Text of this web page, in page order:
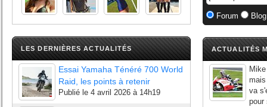
LES DERNIÈRES ACTUALITÉS
Essai Yamaha Ténéré 700 World
Raid, les points à retenir
Publié le 4 avril 2026 à 14h19
Forum
ACTUALITÉS
va
pour